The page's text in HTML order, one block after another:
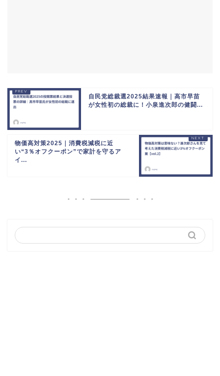
自民党総裁選2025結果速報｜高市早苗
が女性初の総裁に！小泉進次郎の健闘...
物価高対策2025｜消費税減税に近
い“3％オフクーポン”で家計を守るア
イ...